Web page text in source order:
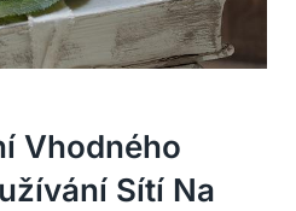
Vhodného
Sítí Na